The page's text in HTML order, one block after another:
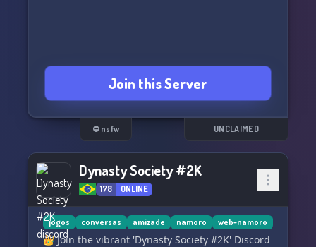
Join this Server
⛔ nsfw UNCLAIMED
Dynasty Society #2K
178 ONLINE
jogos conversas amizade namoro web-namoro
👑 Join the vibrant 'Dynasty Society #2K' Discord